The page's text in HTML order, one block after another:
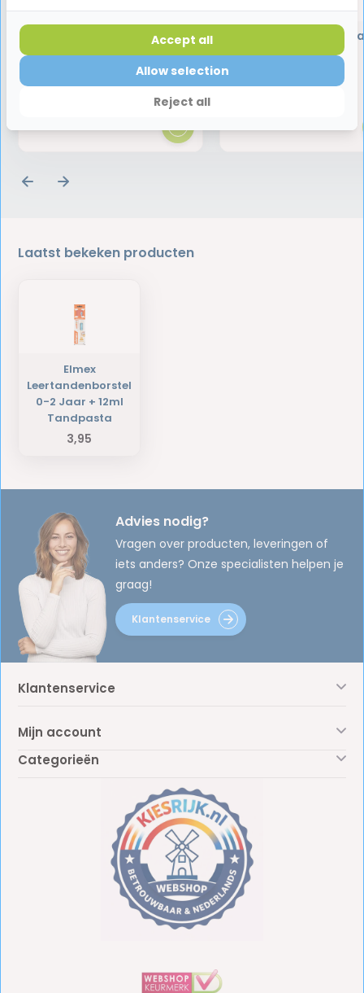
Vitis Kids Tandenborstel
3,75
Curaprox Bijtring
16,50
Laatst bekeken producten
Elmex
Leertandenborstel
0-2 Jaar + 12ml
Tandpasta
3,95
Advies nodig?
Vragen over producten, leveringen of
iets anders? Onze specialisten helpen je
graag!
Klantenservice
Klantenservice
Mijn account
Categorieën
Reject all
Allow selection
Accept all